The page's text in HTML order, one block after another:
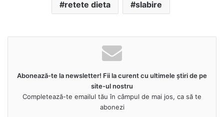
retete dieta slabire
Abonează-te la newsletter! Fii la curent cu ultimele știri de pe
site-ul nostru
Completează-te emailul tău în câmpul de mai jos, ca să te
abonezi